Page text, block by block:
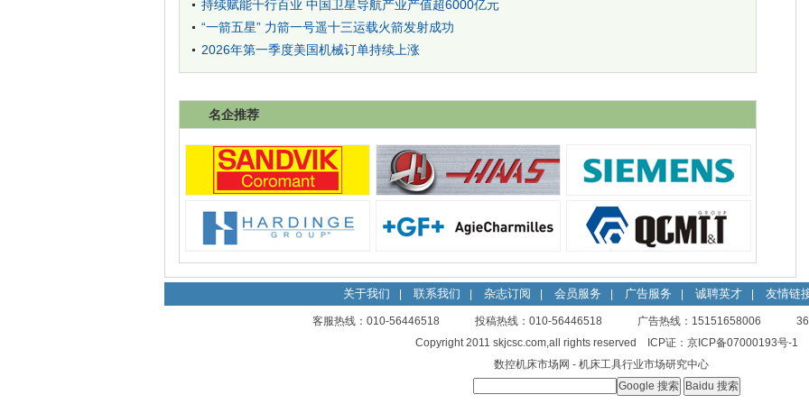
持续赋能千行百业 中国卫星导航产业产值超6000亿元
“一箭五星” 力箭一号遥十三运载火箭发射成功
2026年第一季度美国机械订单持续上涨
名企推荐
关于我们 联系我们 杂志订阅 会员服务 广告服务 诚聘英才 友情链
客服热线：010-56446518 投稿热线：010-56446518 广告热线：15151658006
Copyright 2011 skjcsc.com,all rights reserved ICP证： 京ICP备07000193号-1
数控机床市场网 - 机床工具行业市场研究中心